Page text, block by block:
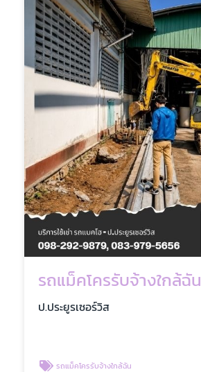
รถแม็คโครรับจ้างใกล้ฉัน
ป.ประยูรเซอร์วิส
รถแม็คโครรับจ้างใกล้ฉัน